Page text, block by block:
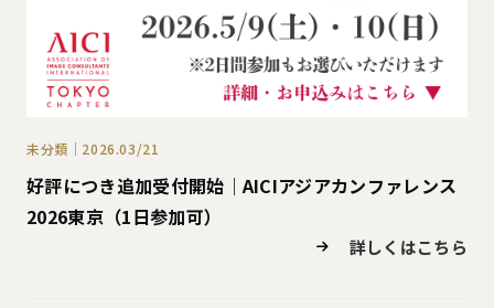
未分類｜2026.03/21
好評につき追加受付開始｜AICIアジアカンファレンス
2026東京（1日参加可）
詳しくはこちら